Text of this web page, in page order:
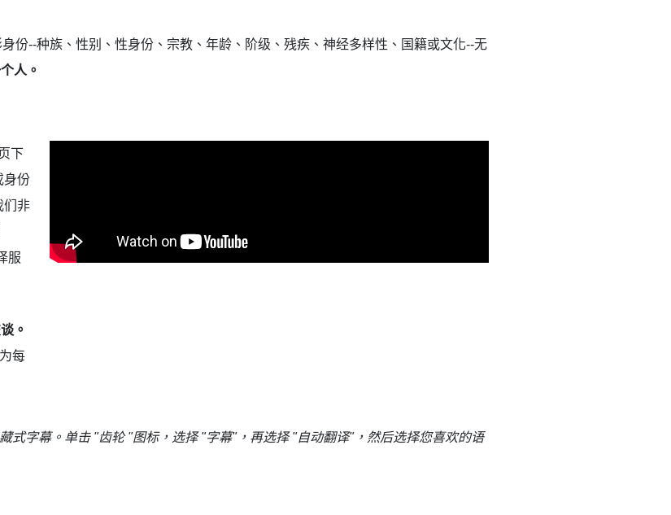
份--种族、性别、性身份、宗教、年龄、阶级、残疾、神经多样性、国籍或文化--无
人。
下
身份
们非
服
。
每
式字幕。单击 "齿轮 "图标，选择 "字幕"，再选择 "自动翻译"，然后选择您喜欢的语